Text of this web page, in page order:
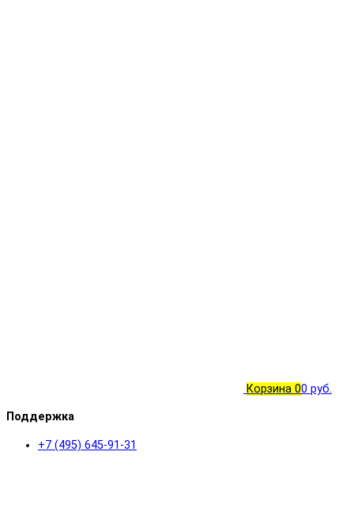
Корзина 00 руб.
Поддержка
+7 (495) 645-91-31